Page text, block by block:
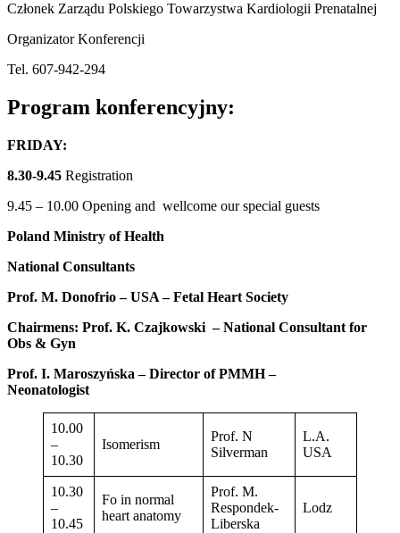
Członek Zarządu Polskiego Towarzystwa Kardiologii Prenatalnej
Organizator Konferencji
Tel. 607-942-294
Program konferencyjny:
FRIDAY:
8.30-9.45 Registration
9.45 – 10.00 Opening and wellcome our special guests
Poland Ministry of Health
National Consultants
Prof. M. Donofrio – USA – Fetal Heart Society
Chairmens: Prof. K. Czajkowski – National Consultant for
Obs & Gyn
Prof. I. Maroszyńska – Director of PMMH –
Neonatologist
10.00
–
10.30
Isomerism
Prof. N
Silverman
L.A.
USA
10.30
–
10.45
Fo in normal
heart anatomy
Prof. M.
Respondek-
Liberska
Lodz